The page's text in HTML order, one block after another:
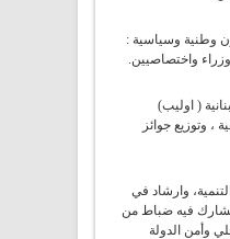
وطنية وسياسية :
واختصاصيين.
( اوليب)
جامعية ، وتوزيع جوائز
وارشاد في
فيه ضباط من
وأمن الدولة